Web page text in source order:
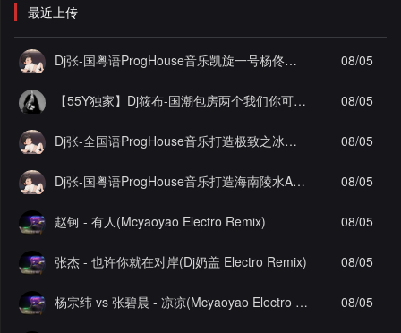
最近上传
Dj张-国粤语ProgHouse音乐凯旋一号杨佟瑄杨小姐私人定制圆实录串烧Vol.12 08/05
【55Y独家】Dj筱布-国潮包房两个我们你可知Electro串烧 08/05
Dj张-全国语ProgHouse音乐打造极致之冰徐颖思夜夜夜夜实录串烧Vol.28 08/05
Dj张-国粤语ProgHouse音乐打造海南陵水AAA工程李总私人定制望故乡实录串烧Vol.1 08/05
赵钶 - 有人(Mcyaoyao Electro Remix) 08/05
张杰 - 也许你就在对岸(Dj奶盖 Electro Remix) 08/05
杨宗纬 vs 张碧晨 - 凉凉(Mcyaoyao Electro Remix) 08/05